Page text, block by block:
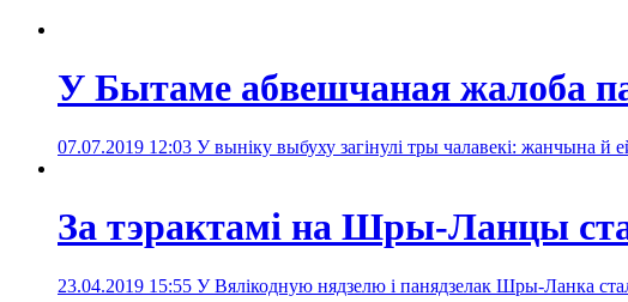
У Бытаме абвешчаная жалоба
07.07.2019 12:03 У выніку выбуху загінулі тры чалавекі: жанчына
За тэрактамі на Шры-Ланцы
23.04.2019 15:55 У Вялікодную нядзелю і панядзелак Шры-Ланка